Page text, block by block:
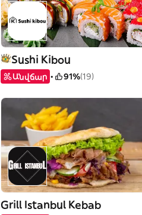
Sushi Kibou
Անվճար 91%(19)
Grill Istanbul Kebab